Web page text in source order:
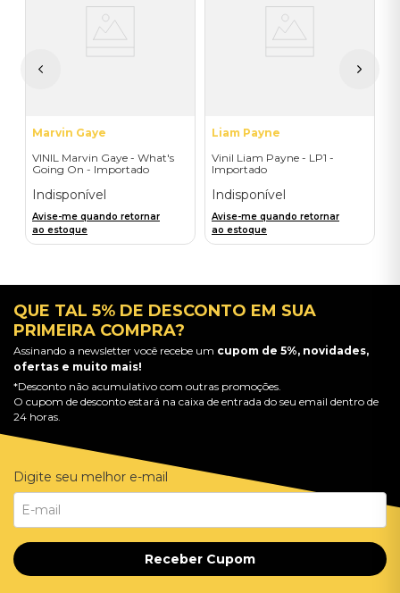
Marvin Gaye
VINIL Marvin Gaye - What's
Going On - Importado
Indisponível
Avise-me quando retornar
ao estoque
Liam Payne
Vinil Liam Payne - LP1 -
Importado
Indisponível
Avise-me quando retornar
ao estoque
QUE TAL 5% DE DESCONTO EM SUA
PRIMEIRA COMPRA?
Assinando a newsletter você recebe um cupom de 5%, novidades,
ofertas e muito mais!
*Desconto não acumulativo com outras promoções.
O cupom de desconto estará na caixa de entrada do seu email dentro de
24 horas.
Digite seu melhor e-mail
Receber Cupom